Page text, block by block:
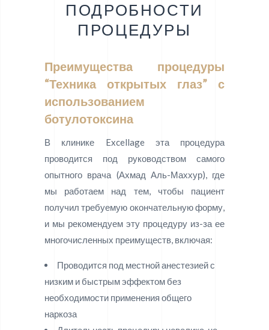
ПОДРОБНОСТИ
ПРОЦЕДУРЫ
Преимущества процедуры
“Техника открытых глаз” с
использованием
ботулотоксина
В клинике Excellage эта процедура
проводится под руководством самого
опытного врача (Ахмад Аль-Маххур), где
мы работаем над тем, чтобы пациент
получил требуемую окончательную форму,
и мы рекомендуем эту процедуру из-за ее
многочисленных преимуществ, включая:
Проводится под местной анестезией с
низким и быстрым эффектом без
необходимости применения общего
наркоза